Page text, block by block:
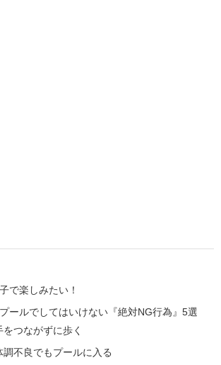
で楽しみたい！
ールでしてはいけない『絶対NG行為』5選
つながずに歩く
調不良でもプールに入る